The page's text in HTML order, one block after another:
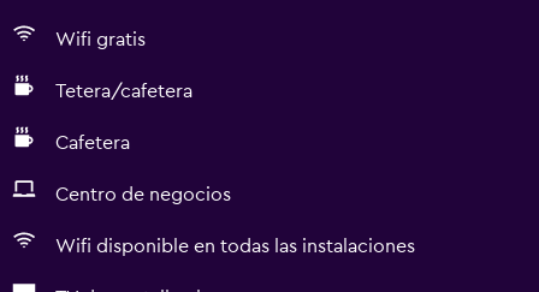
Wifi gratis
Tetera/cafetera
Cafetera
Centro de negocios
Wifi disponible en todas las instalaciones